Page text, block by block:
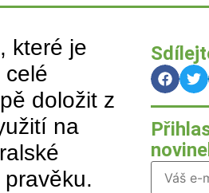
které je
celé
doložit z
na